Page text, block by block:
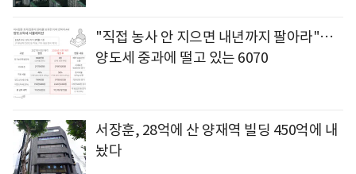
"직접 농사 안 지으면 내년까지 팔아라"…
양도세 중과에 떨고 있는 6070
서장훈, 28억에 산 양재역 빌딩 450억에 내
놨다